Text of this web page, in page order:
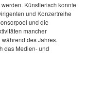
Künstlerisch konnte
und Konzertreihe
und die
mancher
des Jahres.
das Medien- und